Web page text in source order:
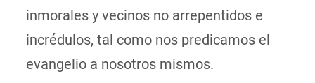
inmorales y vecinos no arrepentidos e
incrédulos, tal como nos predicamos el
evangelio a nosotros mismos.